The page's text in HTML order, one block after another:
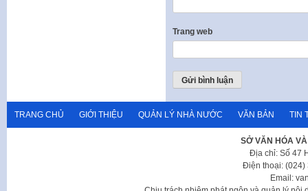
Trang web
TRANG CHỦ GIỚI THIỆU QUẢN LÝ NHÀ NƯỚC VĂN BẢN TIN
SỞ VĂN HÓA
Địa chỉ: Số 47
Điện thoại: (024)
Email: